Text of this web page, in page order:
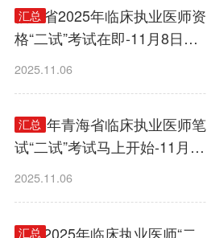
汇总
福建省2025年临床执业医师资
格“二试”考试在即-11月8日至9
2025.11.06
汇总
2025年青海省临床执业医师笔
试“二试”考试马上开始-11月8
日至9日举行！
2025.11.06
汇总
西藏2025年临床执业医师“二